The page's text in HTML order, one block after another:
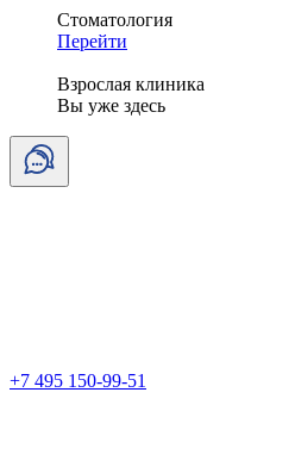
Стоматология
Перейти
Взрослая клиника
Вы уже здесь
+7 495 150-99-51